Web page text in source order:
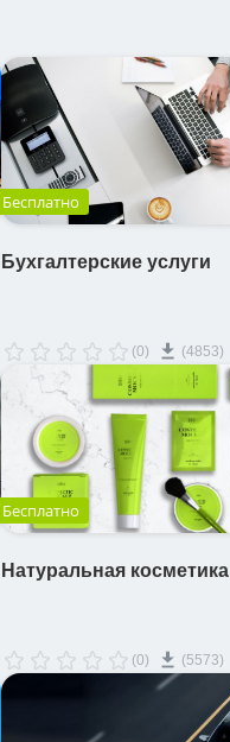
Бесплатно
Бухгалтерские услуги
(0) (4853)
Бесплатно
Натуральная косметика
(0) (5573)